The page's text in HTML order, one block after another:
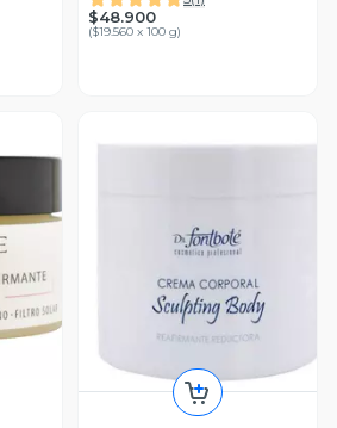
$48.900
($19.560 x 100 g)